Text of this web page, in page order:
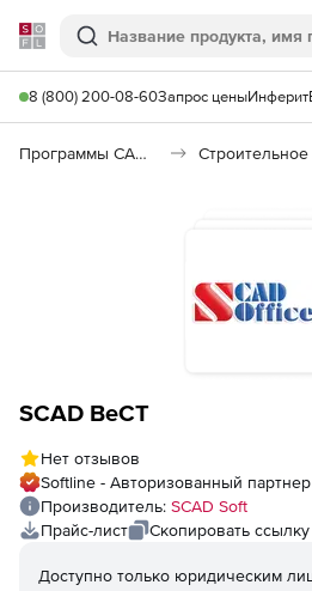
Softline
Поиск
8 (800) 200-08-60Запрос ценыИнферит
Программы САПР и ГИС
SCAD ВеСТ
Нет отзывов
Softline - Авторизованный
Производитель: SCAD Soft
Прайс-лист
Скопировать ссылку
Доступно только юридическим